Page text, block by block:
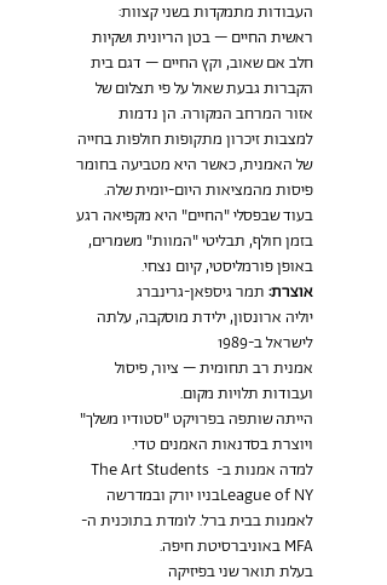
העבודות מתמקדות בשני קצוות:
ראשית החיים – בטן הריונית ושקיות
חלב אם שאוב, וקץ החיים – דגם בית
הקברות גבעת שאול על פי תצלום של
אזור המרחב המקורה. הן נדמות
למצבות זיכרון מתקופות חולפות בחייה
של האמנית, כאשר היא מטביעה בחומר
פיסות מהמציאות היום-יומית שלה.
בעוד שבפסלי "החיים" היא מקפיאה רגע
בזמן חולף, תבליטי "המוות" משמרים,
באופן פורמליסטי, קיום נצחי.
אוצרת: תמר גיספאן-גרינברג
יוליה ארונסון, ילידת מוסקבה, עלתה
לישראל ב-1989
אמנית רב תחומית – ציור, פיסול
ועבודות תלויות מקום.
הייתה שותפה בפרויקט "סטודיו משלך"
ויוצרת בסדנאות האמנים טדי.
למדה אמנות ב- The Art Students
League of NYבניו יורק ובמדרשה
לאמנות בבית ברל. לומדת בתוכנית ה-
MFA באוניברסיטת חיפה.
בעלת תואר שני בפיזיקה